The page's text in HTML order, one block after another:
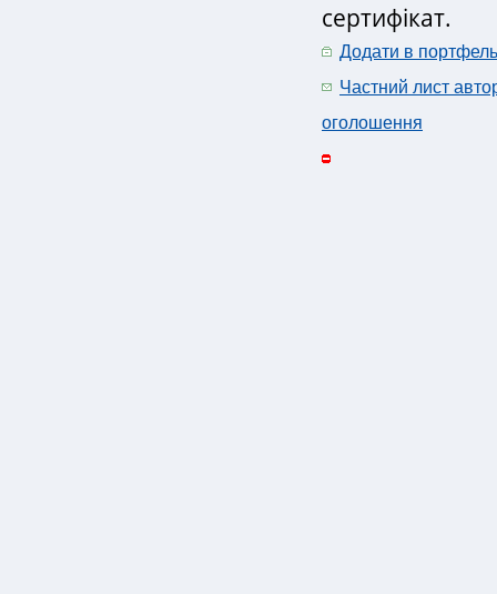
сертифікат.
Додати в портфель
Частний лист
оголошення